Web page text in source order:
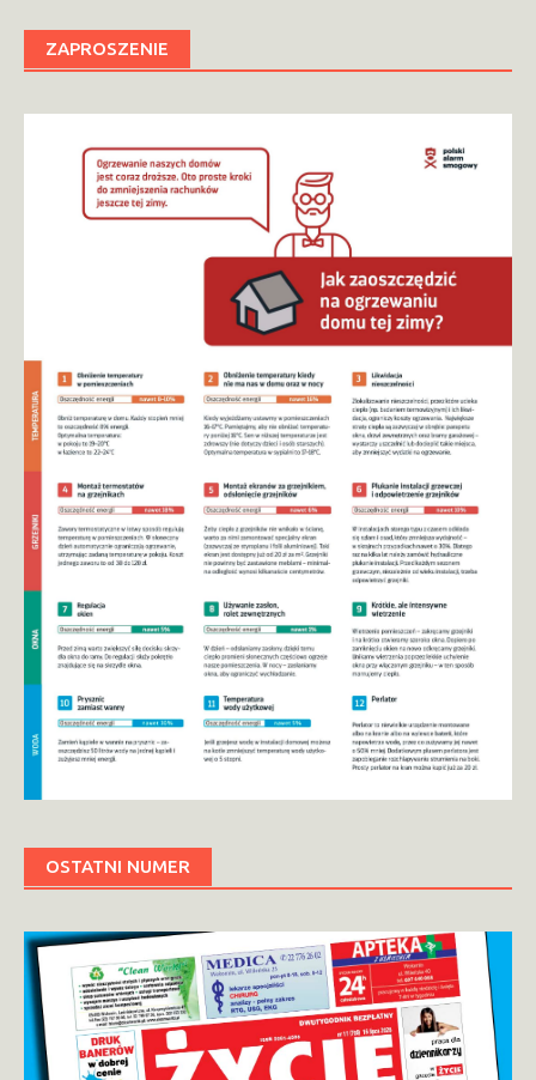
ZAPROSZENIE
OSTATNI NUMER